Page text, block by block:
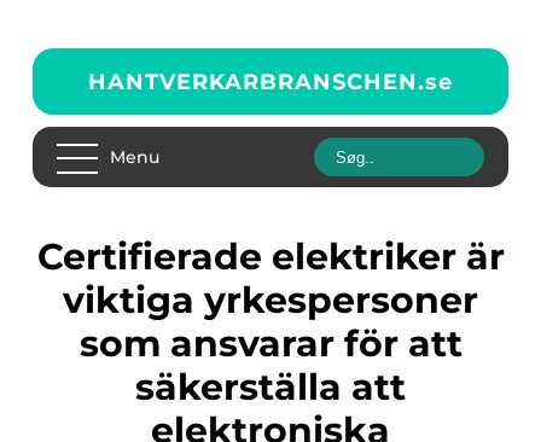
HANTVERKARBRANSCHEN.se
Menu
Certifierade elektriker är
viktiga yrkespersoner
som ansvarar för att
säkerställa att
elektroniska